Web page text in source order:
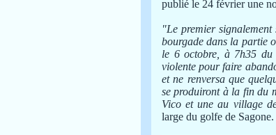
publié le 24 février une
"Le premier
bourgade dans la partie
le 6 octobre, à 7h35 du
violente pour faire
et ne renversa que
se produiront à la fin du
Vico et une au village
large du golfe de Sagone.